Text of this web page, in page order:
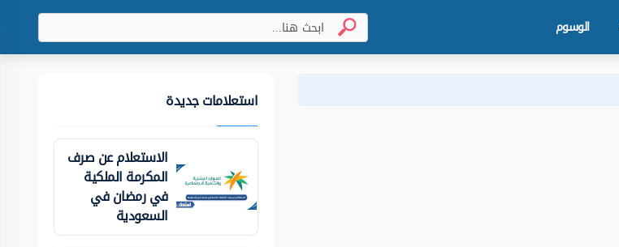
الوسوم
استعلامات جديدة
الاستعلام عن صرف
المكرمة الملكية
في رمضان في
السعودية